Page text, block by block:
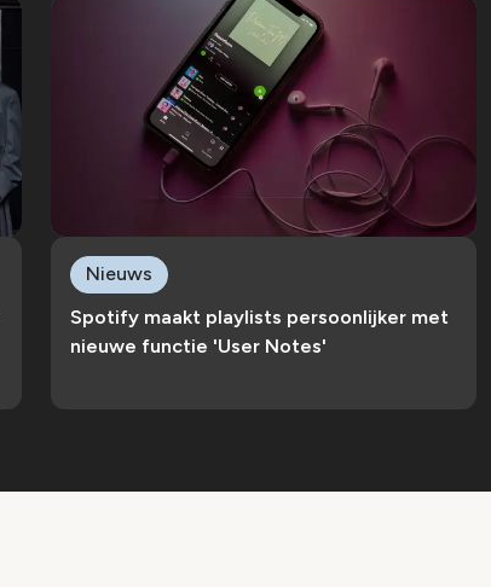
Spotify maakt playlists persoonlijker met
nieuwe functie 'User Notes'
Nieuws